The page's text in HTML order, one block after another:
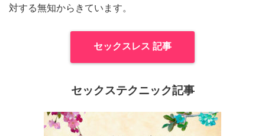
対する無知からきています。
セックスレス 記事
セックステクニック記事